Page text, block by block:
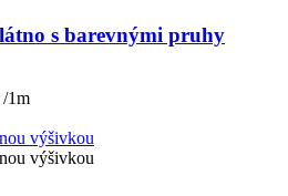
s barevnými pruhy
/1m